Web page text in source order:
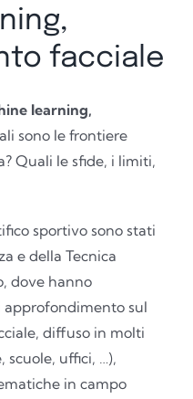
facciale
learning,
sono le frontiere
Quali le sfide, i limiti,
sportivo sono stati
e della Tecnica
dove hanno
sul
diffuso in molti
scuole, uffici, …),
in campo